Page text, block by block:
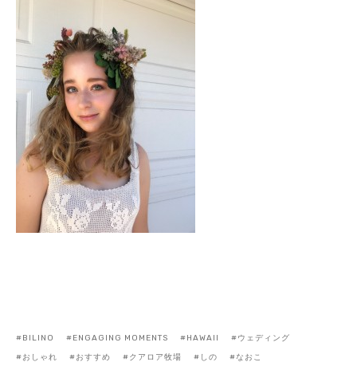
BILINO ENGAGING MOMENTS HAWAII
ウェディング
おしゃれ
おすすめ クアロア牧場 しの
なおこ